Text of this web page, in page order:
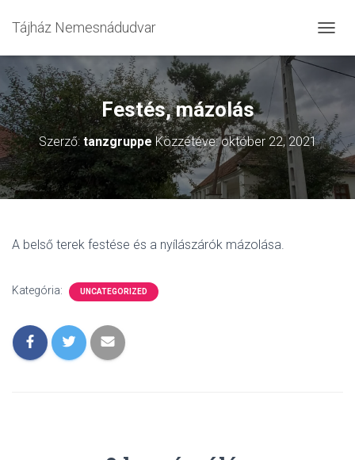
Tájház Nemesnádudvar
A
V
C
I
Ó
Ö
S
Festés, mázolás
Szerző:tanzgruppe Közzétéve:október 22, 2021
A belső terek festése és a nyílászárók mázolása.
Kategória: UNCATEGORIZED